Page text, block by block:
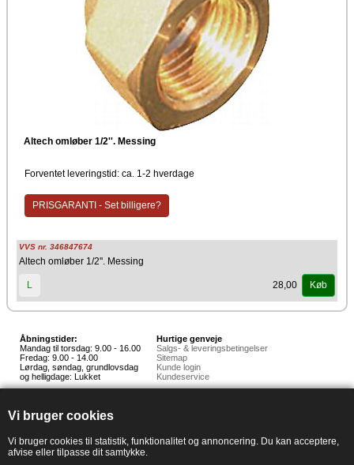
Vi bruger cookies
Vi bruger cookies til statistik, funktionalitet og annoncering. Du kan acceptere,
afvise eller tilpasse dit samtykke.
Altech omløber 1/2''. Messing
Forventet leveringstid: ca. 1-2 hverdage
PRISGARANTI - Set billigere?
VVS nr. 346847674
Altech omløber 1/2''. Messing
L 28,00 Køb
Åbningstider:
Mandag til torsdag: 9.00 - 16.00
Fredag: 9.00 - 14.00
Lørdag, søndag, grundlovsdag
og helligdage: Lukket
Hurtige genveje
Salgs- & leveringsbetingelser
Sitemap
Kunde login
Kundeservice
Hunnerupvej 3, 6920 Videbæk
E-mail:salg@hedestoker.dk
PA: